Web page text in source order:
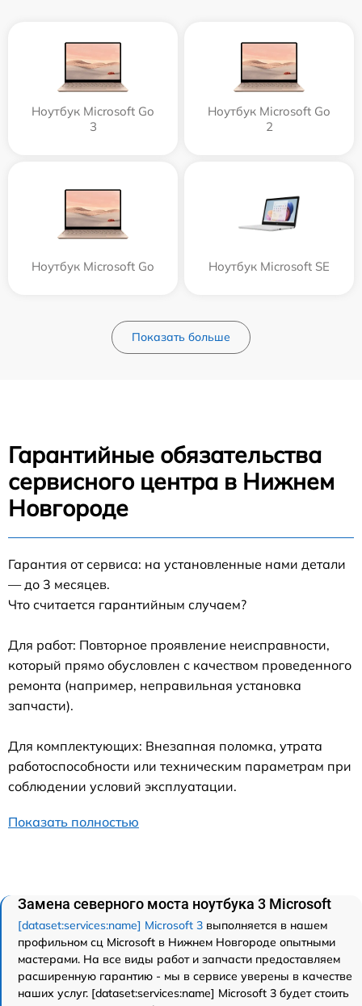
Ноутбук Microsoft Go
3
Ноутбук Microsoft Go
2
Ноутбук Microsoft Go Ноутбук Microsoft SE
Показать больше
Гарантийные обязательства
сервисного центра в Нижнем
Новгороде
Гарантия от сервиса: на установленные нами детали
— до 3 месяцев.
Что считается гарантийным случаем?
Для работ: Повторное проявление неисправности,
который прямо обусловлен с качеством проведенного
ремонта (например, неправильная установка
запчасти).
Для комплектующих: Внезапная поломка, утрата
работоспособности или техническим параметрам при
соблюдении условий эксплуатации.
Показать полностью
Замена северного моста ноутбука 3 Microsoft
[dataset:services:name] Microsoft 3 выполняется в нашем
профильном сц Microsoft в Нижнем Новгороде опытными
мастерами. На все виды работ и запчасти предоставляем
расширенную гарантию - мы в сервисе уверены в качестве
наших услуг. [dataset:services:name] Microsoft 3 будет стоить